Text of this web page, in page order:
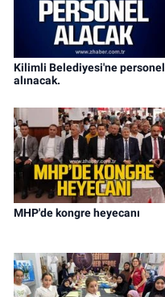
Kilimli Belediyesi'ne personel
alınacak.
MHP'de kongre heyecanı